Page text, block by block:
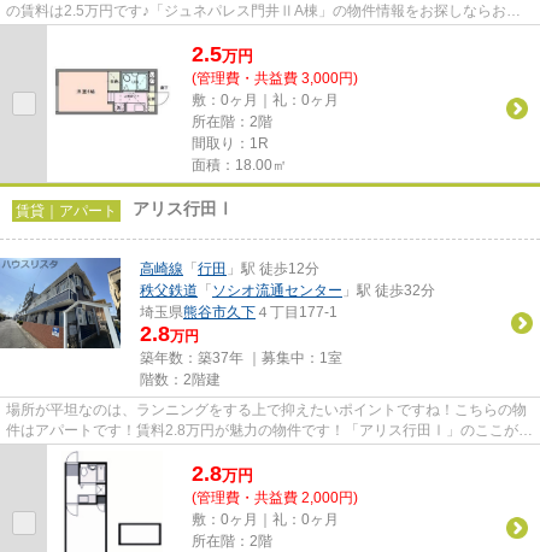
の賃料は2.5万円です♪「ジュネパレス門井ⅡA棟」の物件情報をお探しならお気
2.5万円
(管理費・共益費 3,000円)
敷：0ヶ月｜礼：0ヶ月
所在階：2階
間取り：1R
面積：18.00㎡
賃貸｜アパート アリス行田Ⅰ
高崎線 「 行田 」駅 徒歩12分
秩父鉄道 「 ソシオ流通センター 」駅 徒歩32分
埼玉県熊谷市久下 ４丁目177-1
2.8万円
築年数：築37年 ｜募集中： 1室
階数：2階建
場所が平坦なのは、ランニングをする上で抑えたいポイントですね！こちらの物
件はアパートです！賃料2.8万円が魅力の物件です！「アリス行田Ⅰ」のここがイ
チオシ！当社スタッフが地域...
2.8万円
(管理費・共益費 2,000円)
敷：0ヶ月｜礼：0ヶ月
所在階：2階